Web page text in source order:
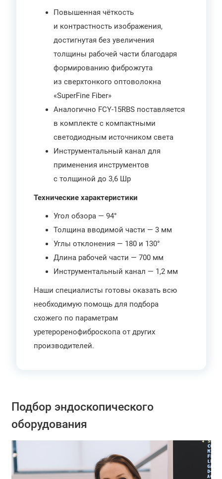
Повышенная чёткость
и контрастность изображения,
достигнутая без увеличения
толщины рабочей части благодаря
формированию фиброжгута
из сверхтонкого оптоволокна
«SuperFine Fiber»
Аналогично FCY-15RBS поставляется
в комплекте с компактными
светодиодным источником света
Инструментальный канал для
применения инструментов
с толщиной до 3,6 Шр
Технические характеристики
Угол обзора — 94°
Толщина вводимой части — 3 мм
Углы отклонения — 180 и 130°
Длина рабочей части — 700 мм
Инструментальный канал — 1,2 мм
Наши специалисты готовы оказать всю
необходимую помощь для подбора
схожего по параметрам
уретероренофиброскопа от других
производителей.
Подбор эндоскопического
оборудования